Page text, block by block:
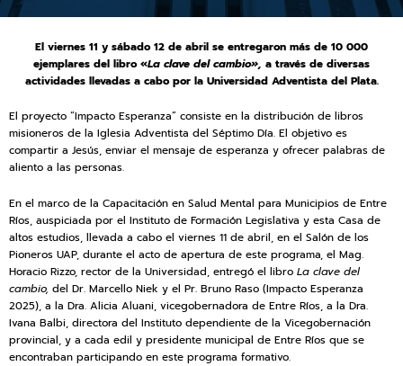
El viernes 11 y sábado 12 de abril se entregaron más de 10 000
ejemplares del libro «La clave del cambio», a través de diversas
actividades llevadas a cabo por la Universidad Adventista del Plata.
El proyecto “Impacto Esperanza” consiste en la distribución de libros
misioneros de la Iglesia Adventista del Séptimo Día. El objetivo es
compartir a Jesús, enviar el mensaje de esperanza y ofrecer palabras de
aliento a las personas.
En el marco de la Capacitación en Salud Mental para Municipios de Entre
Ríos, auspiciada por el Instituto de Formación Legislativa y esta Casa de
altos estudios, llevada a cabo el viernes 11 de abril, en el Salón de los
Pioneros UAP, durante el acto de apertura de este programa, el Mag.
Horacio Rizzo, rector de la Universidad, entregó el libro La clave del
cambio, del Dr. Marcello Niek y el Pr. Bruno Raso (Impacto Esperanza
2025), a la Dra. Alicia Aluani, vicegobernadora de Entre Ríos, a la Dra.
Ivana Balbi, directora del Instituto dependiente de la Vicegobernación
provincial, y a cada edil y presidente municipal de Entre Ríos que se
encontraban participando en este programa formativo.